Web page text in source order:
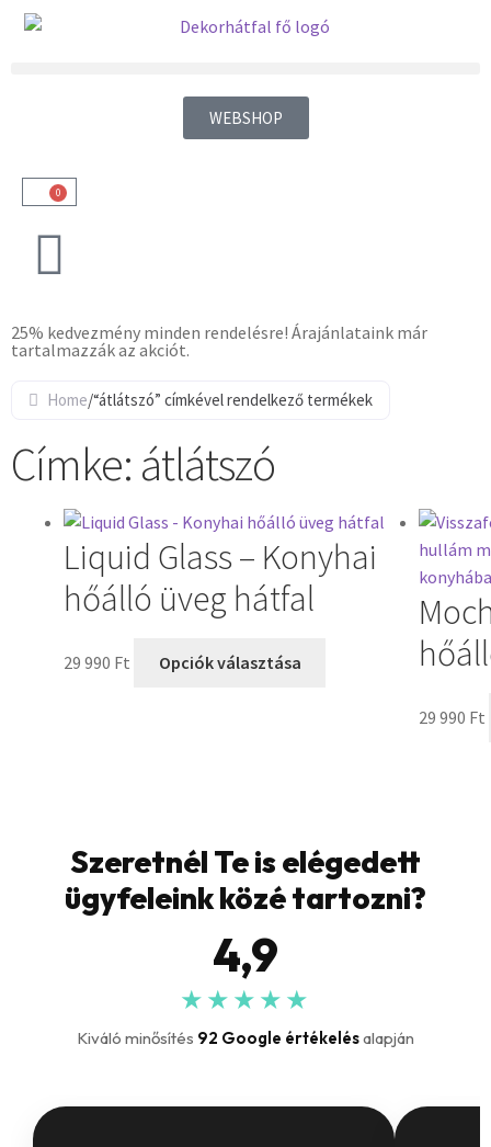
WEBSHOP
0
25% kedvezmény minden rendelésre! Árajánlataink már
tartalmazzák az akciót.
Home/“átlátszó” címkével rendelkező termékek
Címke: átlátszó
Liquid Glass – Konyhai
hőálló üveg hátfal
29 990 Ft Opciók választása
29 990 Ft
Szeretnél Te is elégedett
ügyfeleink közé tartozni?
4,9
★★★★★
Kiváló minősítés 92 Google értékelésalapján